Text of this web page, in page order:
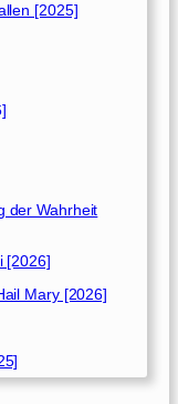
[2025]
der Wahrheit
[2026]
Mary [2026]